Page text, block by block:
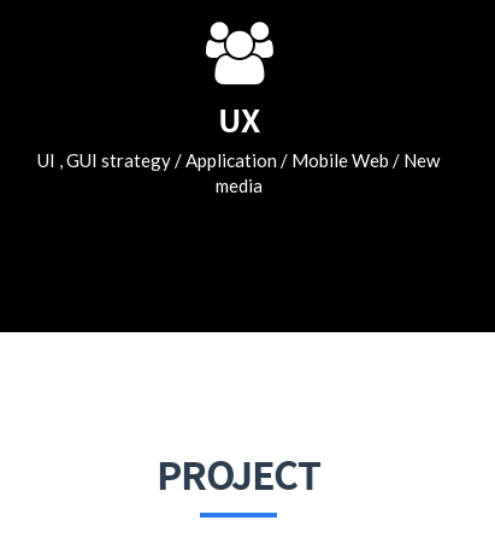
UX
UI , GUI strategy / Application / Mobile Web / New
media
PROJECT